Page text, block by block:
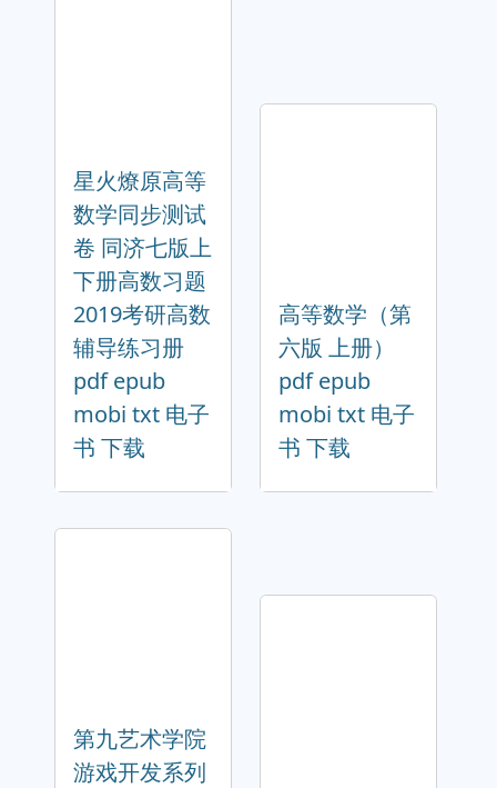
星火燎原高等
数学同步测试
卷 同济七版上
下册高数习题
2019考研高数
辅导练习册
pdf epub
mobi txt 电子
书 下载
高等数学（第
六版 上册）
pdf epub
mobi txt 电子
书 下载
第九艺术学院
游戏开发系列